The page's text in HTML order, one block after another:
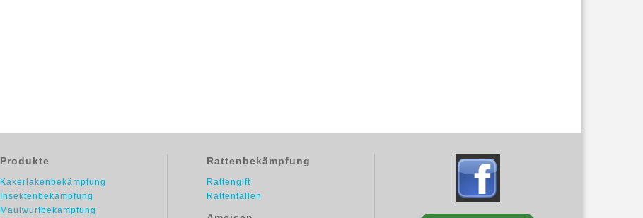
Produkte
Kakerlakenbekämpfung
Insektenbekämpfung
Maulwurfbekämpfung
Rattenbekämpfung
Rattengift
Rattenfallen